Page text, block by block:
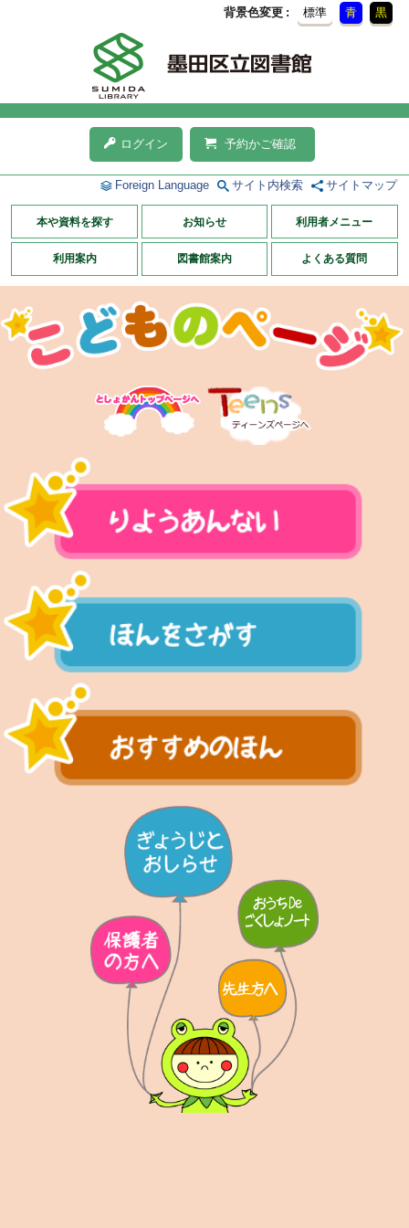
背景色変更 標準 青 黒
ログイン 予約かご確認
Foreign Language サイト内検索 サイトマップ
本や資料を探す お知らせ 利用者メニュー
利用案内 図書館案内 よくある質問